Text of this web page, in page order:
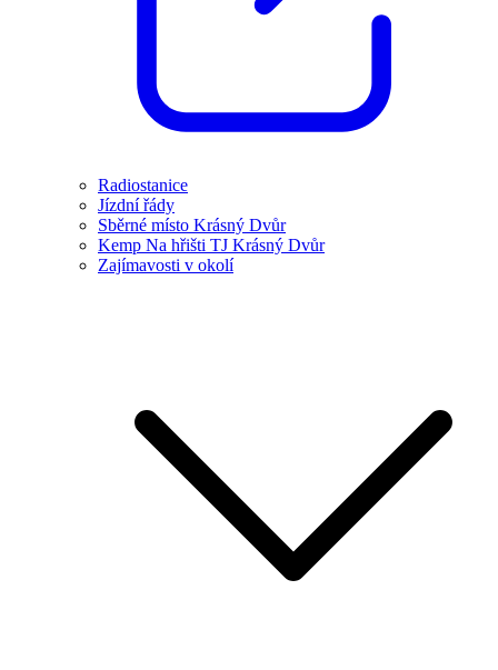
Radiostanice
Jízdní řády
Sběrné místo Krásný Dvůr
Kemp Na hřišti TJ Krásný Dvůr
Zajímavosti v okolí